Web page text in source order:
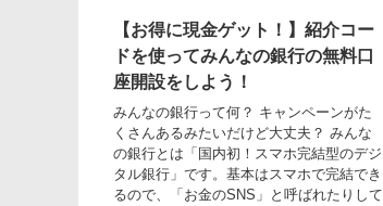
【お得に現金ゲット！】紹介コー
ドを使ってみんなの銀行の無料口
座開設をしよう！
みんなの銀行って何？ キャンペーンがた
くさんあるみたいだけど大丈夫？ みんな
の銀行とは「国内初！スマホ完結型のデジ
タル銀行」です。基本はスマホで完結でき
るので、「お金のSNS」と呼ばれたりして